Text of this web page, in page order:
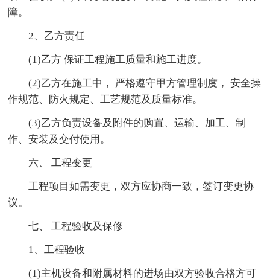
障。
2、乙方责任
(1)乙方 保证工程施工质量和施工进度。
(2)乙方在施工中， 严格遵守甲方管理制度， 安全操
作规范、防火规定、工艺规范及质量标准。
(3)乙方负责设备及附件的购置、运输、加工、制
作、安装及交付使用。
六、 工程变更
工程项目如需变更，双方应协商一致，签订变更协
议。
七、 工程验收及保修
1、工程验收
(1)主机设备和附属材料的进场由双方验收合格方可